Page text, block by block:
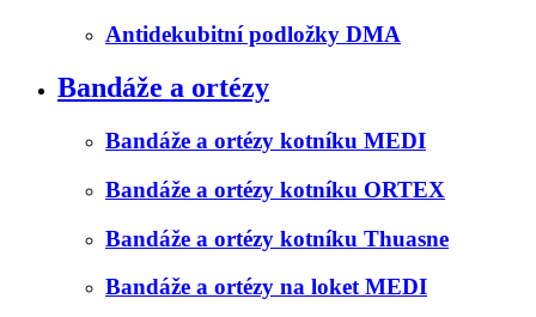
Antidekubitní podložky DMA
Bandáže a ortézy
Bandáže a ortézy kotníku MEDI
Bandáže a ortézy kotníku ORTEX
Bandáže a ortézy kotníku Thuasne
Bandáže a ortézy na loket MEDI